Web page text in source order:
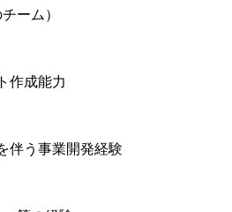
ーム）
作成能力
伴う事業開発経験